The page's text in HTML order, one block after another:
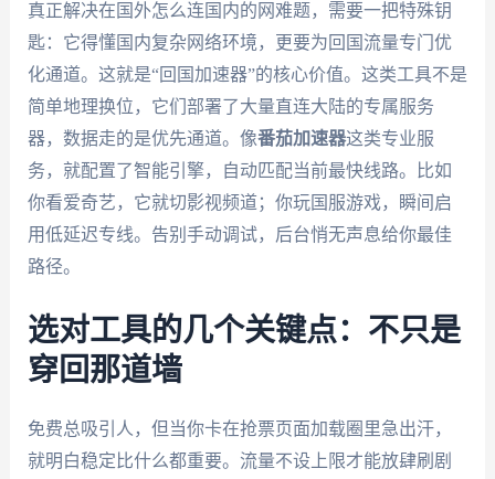
真正解决在国外怎么连国内的网难题，需要一把特殊钥
匙：它得懂国内复杂网络环境，更要为回国流量专门优
化通道。这就是“回国加速器”的核心价值。这类工具不是
简单地理换位，它们部署了大量直连大陆的专属服务
器，数据走的是优先通道。像番茄加速器这类专业服
务，就配置了智能引擎，自动匹配当前最快线路。比如
你看爱奇艺，它就切影视频道；你玩国服游戏，瞬间启
用低延迟专线。告别手动调试，后台悄无声息给你最佳
路径。
选对工具的几个关键点：不只是
穿回那道墙
免费总吸引人，但当你卡在抢票页面加载圈里急出汗，
就明白稳定比什么都重要。流量不设上限才能放肆刷剧